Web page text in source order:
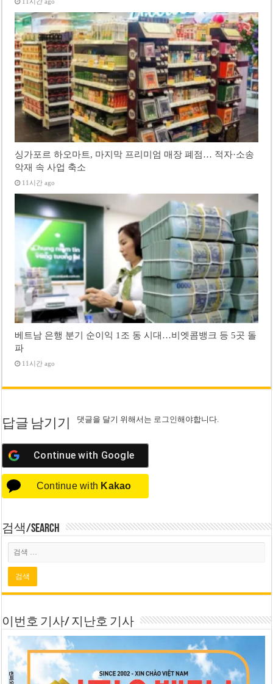
싱가포르 하오마트, 마지막 프리미엄 매장 폐점… 적자·소송
악재 속 사업 축소
11시간 ago
베트남 은행 분기 순이익 1조 동 시대…비엣콤뱅크 등 5곳 돌
파
11시간 ago
답글 남기기 댓글을 달기 위해서는 로그인해야합니다.
Continue with Google
Continue with Kakao
검색/Search
이번호 기사/ 지난호 기사